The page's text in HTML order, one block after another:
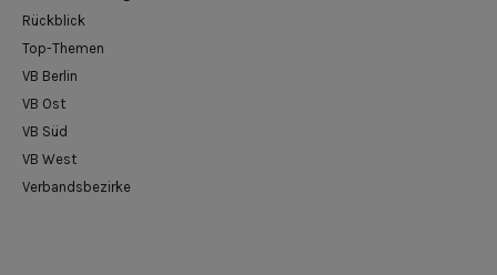
Rückblick
Top-Themen
VB Berlin
VB Ost
VB Süd
VB West
Verbandsbezirke